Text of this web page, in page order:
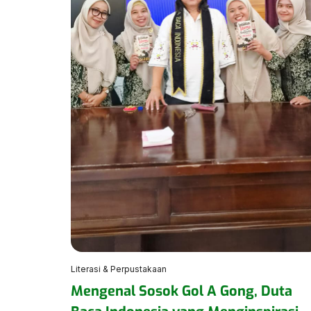
Literasi & Perpustakaan
Mengenal Sosok Gol A Gong, Duta